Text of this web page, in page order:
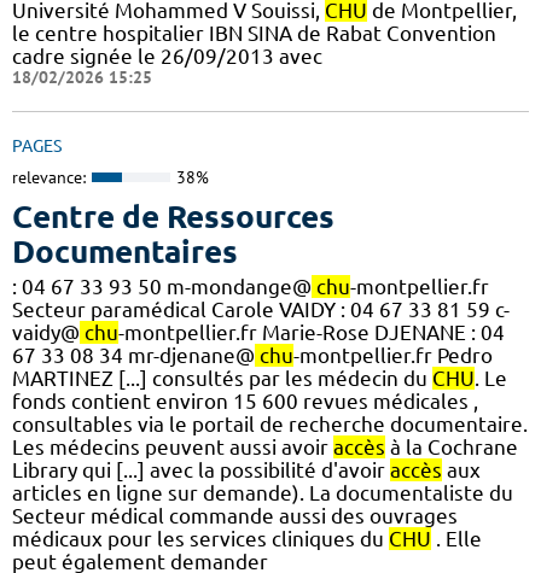
Université Mohammed V Souissi, CHU de Montpellier,
le centre hospitalier IBN SINA de Rabat Convention
cadre signée le 26/09/2013 avec
18/02/2026 15:25
PAGES
relevance: 38%
Centre de Ressources
Documentaires
: 04 67 33 93 50 m-mondange@ chu-montpellier.fr
Secteur paramédical Carole VAIDY : 04 67 33 81 59 c-
vaidy@ chu-montpellier.fr Marie-Rose DJENANE : 04
67 33 08 34 mr-djenane@ chu-montpellier.fr Pedro
MARTINEZ [...] consultés par les médecin du CHU. Le
fonds contient environ 15 600 revues médicales ,
consultables via le portail de recherche documentaire.
Les médecins peuvent aussi avoir accès à la Cochrane
Library qui [...] avec la possibilité d'avoir accès aux
articles en ligne sur demande). La documentaliste du
Secteur médical commande aussi des ouvrages
médicaux pour les services cliniques du CHU . Elle
peut également demander